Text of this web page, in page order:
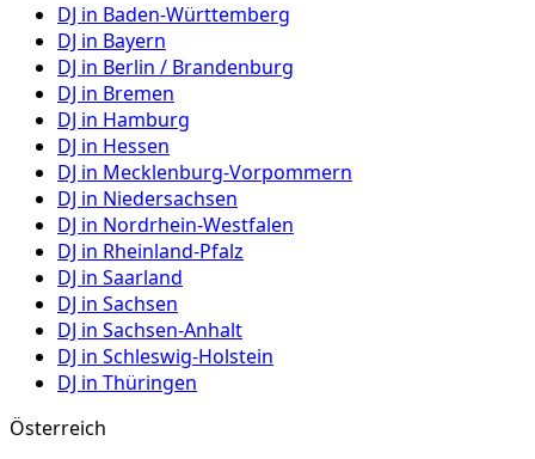
DJ in Baden-Württemberg
DJ in Bayern
DJ in Berlin / Brandenburg
DJ in Bremen
DJ in Hamburg
DJ in Hessen
DJ in Mecklenburg-Vorpommern
DJ in Niedersachsen
DJ in Nordrhein-Westfalen
DJ in Rheinland-Pfalz
DJ in Saarland
DJ in Sachsen
DJ in Sachsen-Anhalt
DJ in Schleswig-Holstein
DJ in Thüringen
Österreich